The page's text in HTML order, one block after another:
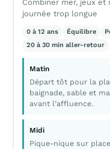
Combiner mer, jeux et
journée trop longue
0 à 12 ans Équilibre
20 à 30 min aller-retour
Matin
Départ tôt pour la
baignade, sable et
avant l’affluence.
Midi
Pique-nique sur